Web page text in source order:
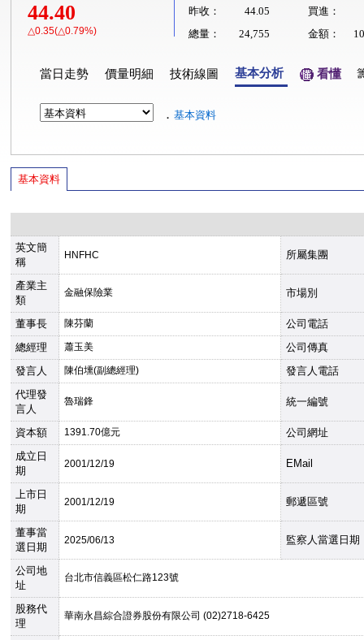
44.40
△0.35(△0.79%)
昨收：
44.05
買進：
總量：
24,755 金額：
當日走勢 價量明細 技術線圖 基本分析 看懂
． 基本資料
基本資料
英文簡
稱
HNFHC 所屬集團
產業主
類
金融保險業 市場別
董事長 陳芬蘭
公司電話
總經理
蕭玉美
公司傳真
發言人
陳伯壎(副總經理)
發言人電話
代理發
言人
魯瑞鋒 統一編號
資本額 1391.70億元
公司網址
成立日
期
2001/12/19 EMail
上市日
期
2001/12/19 郵遞區號
董事當
選日期
2025/06/13 監察人當選日期
公司地
址
台北市信義區松仁路123號
股務代
理
華南永昌綜合證券股份有限公司 (02)2718-6425